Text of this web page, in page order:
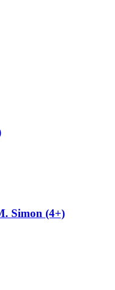
Simon (4+)